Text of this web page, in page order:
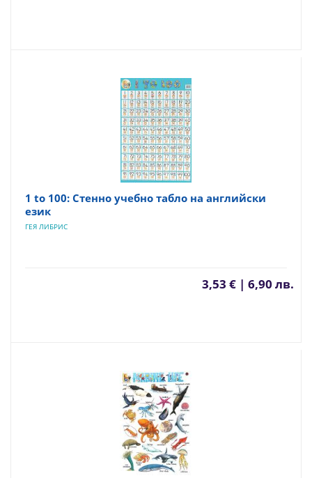
1 to 100: Стенно учебно табло на английски
език
ГЕЯ ЛИБРИС
3,53 € | 6,90 лв.